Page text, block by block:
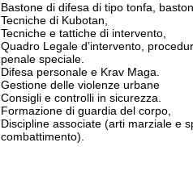
Bastone di difesa di tipo tonfa,
Tecniche di Kubotan,
Tecniche e tattiche di intervento,
Quadro Legale d’intervento,
penale speciale.
Difesa personale e Krav Maga.
Gestione delle violenze urbane
Consigli e controlli in sicurezza.
Formazione di guardia del corpo,
Discipline associate (arti marziale e
combattimento).